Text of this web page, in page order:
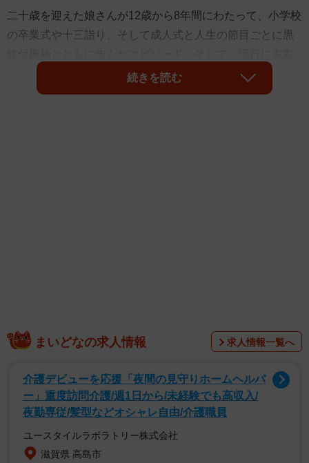
二十歳を迎えた娘さんが12歳から8年間にわたって、小学校
の卒業式や十三詣り、そして成人式と人生の節目ごとに黒
されず、時を重ねるごとに増す魅力とそこに込められた親
の願いがありました。
小倉久兵衛さん（@tutayakyubei）提供＝画像をトリミングしています
続きを読む
まいどなの求人情報 求人情報一覧へ
介護デビューを応援「夜間の見守りホームヘルパ
ー」重度訪問介護/週1日から/未経験でも高収入/
夜勤専従/髪型などオシャレ自由/介護職員
ユースタイルラボラトリー株式会社
滋賀県 高島市